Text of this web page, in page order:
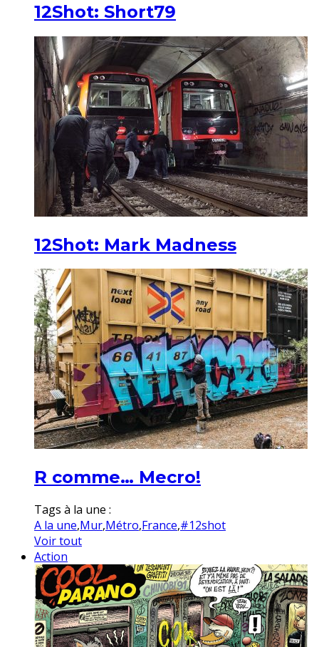
12Shot: Short79
12Shot: Mark Madness
R comme… Mecro!
Tags à la une :
A la une,Mur,Métro,France,#12shot
Voir tout
Action